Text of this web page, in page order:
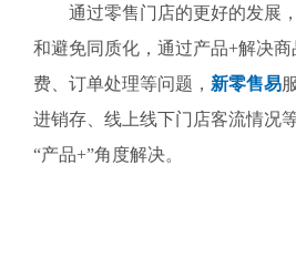
通过零售门店的更好的发展，
和避免同质化，通过产品+解决
费、订单处理等问题， 新零售易
进销存、线上线下门店客流情况
“产品+”角度解决。